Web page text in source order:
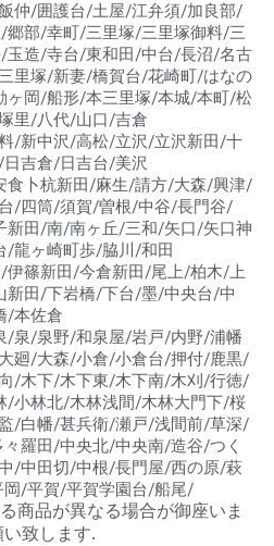
仲/囲護台/土屋/江弁須/加良部/
部/幸町/三里塚/三里塚御料/三
玉造/寺台/東和田/中台/長沼/名古
里塚/新妻/橋賀台/花崎町/はなの
ヶ岡/船形/本三里塚/本城/本町/松
里/八代/山口/吉倉
/新中沢/高松/立沢/立沢新田/十
吉倉/日吉台/美沢
食卜杭新田/麻生/請方/大森/興津/
/四筒/須賀/曽根/中谷/長門谷/
新田/南/南ヶ丘/三和/矢口/矢口神
龍ヶ崎町歩/脇川/和田
伊篠新田/今倉新田/尾上/柏木/上
新田/下岩橋/下台/墨/中央台/中
/本佐倉
/泉/泉野/和泉屋/岩戸/内野/浦幡
廻/大森/小倉/小倉台/押付/鹿黒/
/木下/木下東/木下南/木刈/行徳/
/小林北/木林浅間/木林大門下/桜
/白幡/甚兵衛/瀬戸/浅間前/草深/
羅田/中央北/中央南/造谷/つく
/中田切/中根/長門屋/西の原/萩
/平賀/平賀学園台/船尾/
商品が異なる場合が御座いま
致します.